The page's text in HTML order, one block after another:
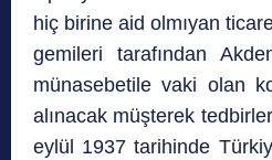
hiç birine aid olmıyan
gemileri tarafından
münasebetile vaki olan
alınacak müşterek
eylül 1937 tarihinde